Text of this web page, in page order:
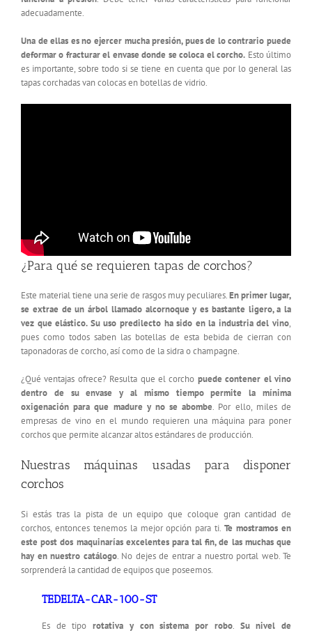
adecuadamente.
Una de ellas es no ejercer mucha presión, pues de lo contrario puede
deformar o fracturar el envase donde se coloca el corcho. Esto último
es importante, sobre todo si se tiene en cuenta que por lo general las
tapas corchadas van colocas en botellas de vidrio.
¿Para qué se requieren tapas de corchos?
Este material tiene una serie de rasgos muy peculiares.En primer lugar,
se extrae de un árbol llamado alcornoque y es bastante ligero, a la
vez que elástico. Su uso predilecto ha sido en la industria del vino,
pues como todos saben las botellas de esta bebida de cierran con
taponadoras de corcho, así como de la sidra o champagne.
¿Qué ventajas ofrece? Resulta que el corcho puede contener el vino
dentro de su envase y al mismo tiempo permite la mínima
oxigenación para que madure y no se abombe. Por ello, miles de
empresas de vino en el mundo requieren una máquina para poner
corchos que permite alcanzar altos estándares de producción.
Nuestras máquinas usadas para disponer
corchos
Si estás tras la pista de un equipo que coloque gran cantidad de
corchos, entonces tenemos la mejor opción para ti.Te mostramos en
este post dos maquinarías excelentes para tal fin, de las muchas que
hay en nuestro catálogo. No dejes de entrar a nuestro portal web. Te
sorprenderá la cantidad de equipos que poseemos.
TEDELTA-CAR-100-ST
Es de tiporotativa y con sistema por robo. Su nivel de